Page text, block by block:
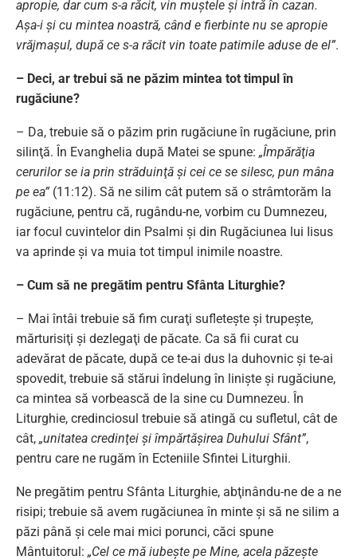
apropie, dar cum s-a răcit, vin muştele şi intră în cazan.
Aşa-i şi cu mintea noastră, când e fierbinte nu se apropie
vrăjmaşul, după ce s-a răcit vin toate patimile aduse de el”.
– Deci, ar trebui să ne păzim mintea tot timpul în
rugăciune?
– Da, trebuie să o păzim prin rugăciune în rugăciune, prin
silinţă. În Evanghelia după Matei se spune: „Împărăţia
cerurilor se ia prin străduinţă şi cei ce se silesc, pun mâna
pe ea” (11:12). Să ne silim cât putem să o strâmtorăm la
rugăciune, pentru că, rugându-ne, vorbim cu Dumnezeu,
iar focul cuvintelor din Psalmi şi din Rugăciunea lui Iisus
va aprinde şi va muia tot timpul inimile noastre.
– Cum să ne pregătim pentru Sfânta Liturghie?
– Mai întâi trebuie să fim curaţi sufleteşte şi trupeşte,
mărturisiţi şi dezlegaţi de păcate. Ca să fii curat cu
adevărat de păcate, după ce te-ai dus la duhovnic şi te-ai
spovedit, trebuie să stărui îndelung în linişte şi rugăciune,
ca mintea să vorbească de la sine cu Dumnezeu. În
Liturghie, credinciosul trebuie să atingă cu sufletul, cât de
cât, „unitatea credinţei şi împărtăşirea Duhului Sfânt”,
pentru care ne rugăm în Ecteniile Sfintei Liturghii.
Ne pregătim pentru Sfânta Liturghie, abţinându-ne de a ne
risipi; trebuie să avem rugăciunea în minte şi să ne silim a
păzi până şi cele mai mici porunci, căci spune
Mântuitorul: „Cel ce mă iubeşte pe Mine, acela păzeşte